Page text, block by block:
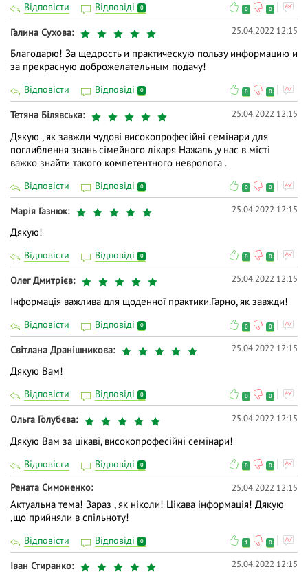
Відповісти Відповіді 0 0 0
Галина Сухова 25.04.2022 12:15
Благодарю! За щедрость и практическую пользу информацию и
за прекрасную доброжелательным подачу!
Відповісти Відповіді 0 0 0
Тетяна Білявська 25.04.2022 12:15
Дякую , як завжди чудові високопрофесійні семінари для
поглиблення знань сімейного лікаря Нажаль ,у нас в місті
важко знайти такого компетентного невролога .
Відповісти Відповіді 0 0 0
Марія Газнюк 25.04.2022 12:15
Дякую!
Відповісти Відповіді 0 0 0
Олег Дмитрієв 25.04.2022 12:15
Інформація важлива для щоденної практики.Гарно, як завжди!
Відповісти Відповіді 0 0 0
Світлана Дранішникова 25.04.2022 12:15
Дякую Вам!
Відповісти Відповіді 0 0 0
Ольга Голубєва 25.04.2022 12:15
Дякую Вам за цікаві, високопрофесійні семінари!
Відповісти Відповіді 0 0 0
Рената Симоненко 25.04.2022 12:15
Актуальна тема! Зараз , як ніколи! Цікава інформація! Дякую
,що прийняли в спільноту!
Відповісти Відповіді 0 1 0
Іван Стиранко 25.04.2022 12:15